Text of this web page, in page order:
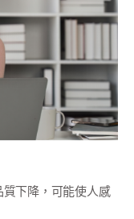
下降，可能使人感